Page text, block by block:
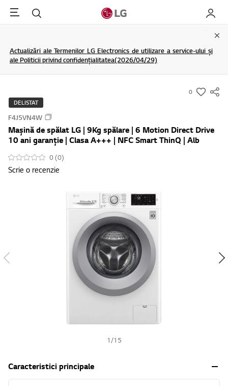
Menu Cautare My LG
Actualizări ale Termenilor LG Electronics de utilizare a service-ului și
ale Politicii privind confidențialitatea(2026/04/29)
0
s
m
DELISTAT
F4J5VN4W
Mașină de spălat LG | 9Kg spălare | 6 Motion Direct Drive
10 ani garanție | Clasa A+++ | NFC Smart ThinQ | Alb
0 (0)
Scrie o recenzie
1 /15
Caracteristici principale